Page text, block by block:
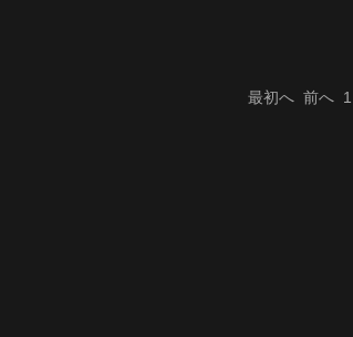
最初へ 前へ 1